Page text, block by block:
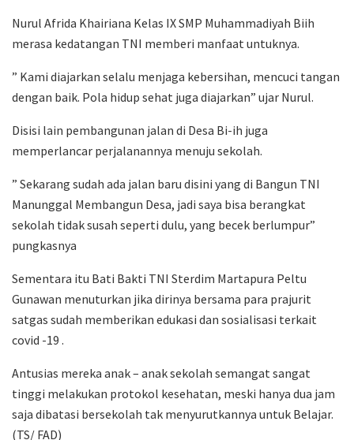
Nurul Afrida Khairiana Kelas IX SMP Muhammadiyah Biih
merasa kedatangan TNI memberi manfaat untuknya.
” Kami diajarkan selalu menjaga kebersihan, mencuci tangan
dengan baik. Pola hidup sehat juga diajarkan” ujar Nurul.
Disisi lain pembangunan jalan di Desa Bi-ih juga
memperlancar perjalanannya menuju sekolah.
” Sekarang sudah ada jalan baru disini yang di Bangun TNI
Manunggal Membangun Desa, jadi saya bisa berangkat
sekolah tidak susah seperti dulu, yang becek berlumpur”
pungkasnya
Sementara itu Bati Bakti TNI Sterdim Martapura Peltu
Gunawan menuturkan jika dirinya bersama para prajurit
satgas sudah memberikan edukasi dan sosialisasi terkait
covid -19 .
Antusias mereka anak – anak sekolah semangat sangat
tinggi melakukan protokol kesehatan, meski hanya dua jam
saja dibatasi bersekolah tak menyurutkannya untuk Belajar.
(TS/ FAD)